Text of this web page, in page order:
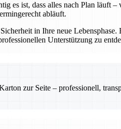
es ist, dass alles nach Plan läuft –
abläuft.
in Ihre neue Lebensphase.
Unterstützung zu
zur Seite – professionell,